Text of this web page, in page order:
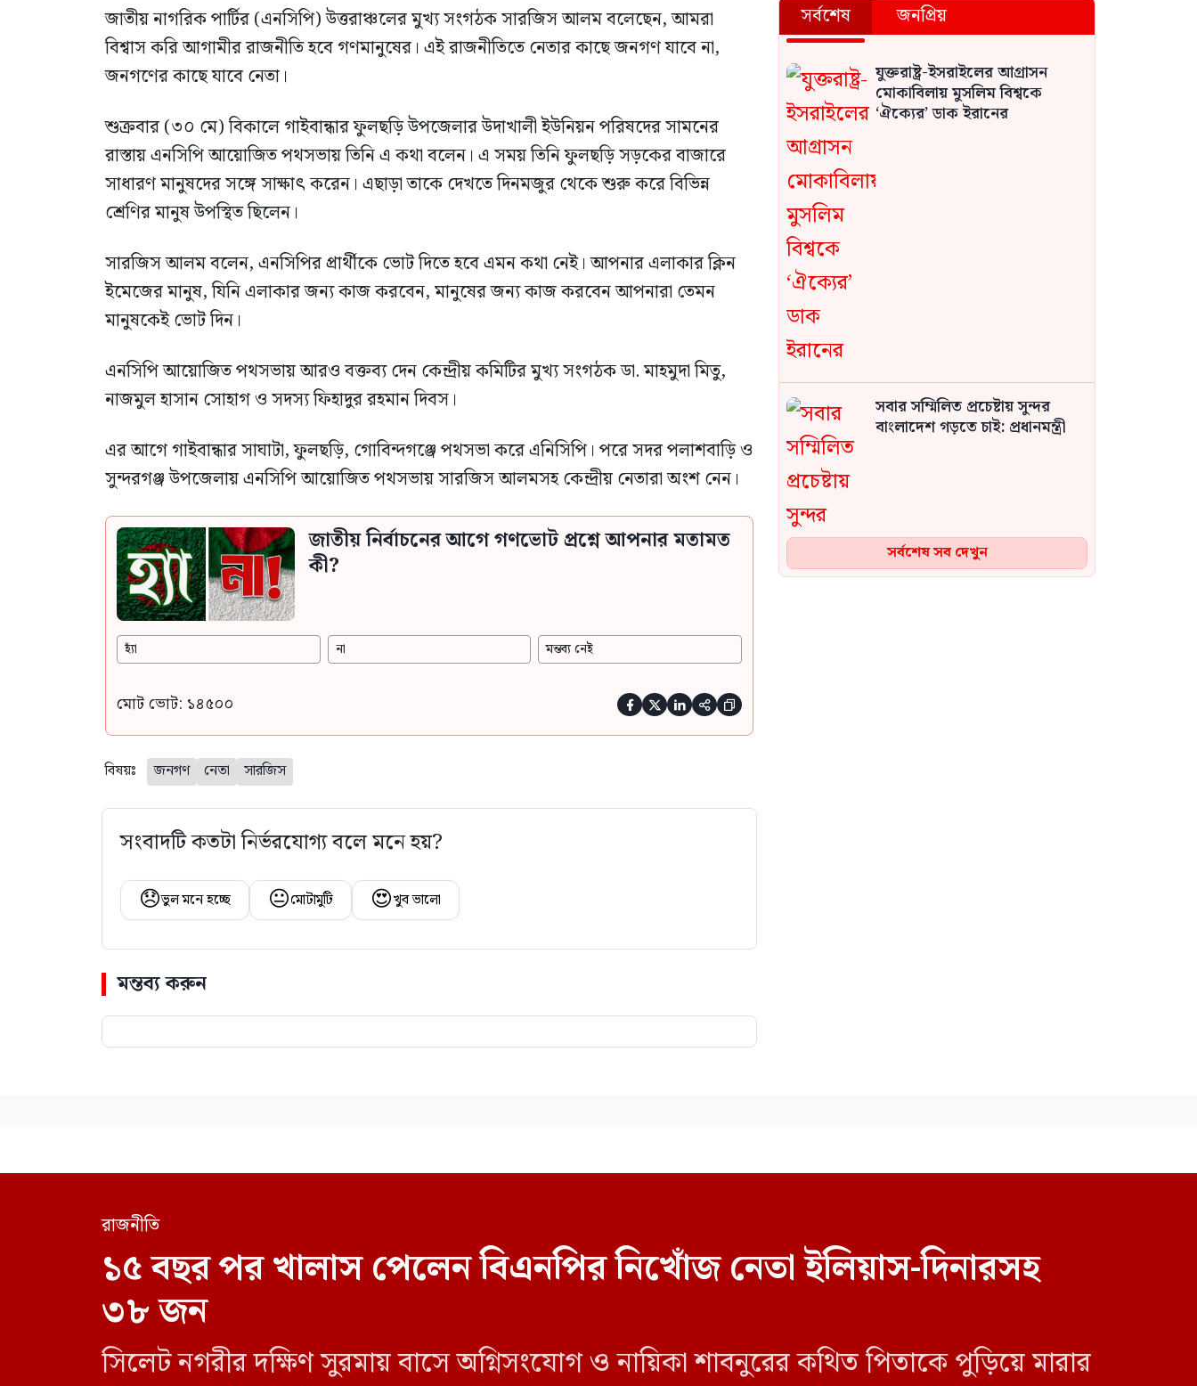
জাতীয় নাগরিক পার্টির (এনসিপি) উত্তরাঞ্চলের মুখ্য সংগঠক সারজিস আলম বলেছেন, আমরা
বিশ্বাস করি আগামীর রাজনীতি হবে গণমানুষের। এই রাজনীতিতে নেতার কাছে জনগণ যাবে না,
জনগণের কাছে যাবে নেতা।
শুক্রবার (৩০ মে) বিকালে গাইবান্ধার ফুলছড়ি উপজেলার উদাখালী ইউনিয়ন পরিষদের সামনের
রাস্তায় এনসিপি আয়োজিত পথসভায় তিনি এ কথা বলেন। এ সময় তিনি ফুলছড়ি সড়কের বাজারে
সাধারণ মানুষদের সঙ্গে সাক্ষাৎ করেন। এছাড়া তাকে দেখতে দিনমজুর থেকে শুরু করে বিভিন্ন
শ্রেণির মানুষ উপস্থিত ছিলেন।
সারজিস আলম বলেন, এনসিপির প্রার্থীকে ভোট দিতে হবে এমন কথা নেই। আপনার এলাকার ক্লিন
ইমেজের মানুষ, যিনি এলাকার জন্য কাজ করবেন, মানুষের জন্য কাজ করবেন আপনারা তেমন
মানুষকেই ভোট দিন।
এনসিপি আয়োজিত পথসভায় আরও বক্তব্য দেন কেন্দ্রীয় কমিটির মুখ্য সংগঠক ডা. মাহমুদা মিতু,
নাজমুল হাসান সোহাগ ও সদস্য ফিহাদুর রহমান দিবস।
এর আগে গাইবান্ধার সাঘাটা, ফুলছড়ি, গোবিন্দগঞ্জে পথসভা করে এনিসিপি। পরে সদর পলাশবাড়ি ও
সুন্দরগঞ্জ উপজেলায় এনসিপি আয়োজিত পথসভায় সারজিস আলমসহ কেন্দ্রীয় নেতারা অংশ নেন।
জাতীয় নির্বাচনের আগে গণভোট প্রশ্নে আপনার মতামত
কী?
হ্যাঁ না মন্তব্য নেই
মোট ভোট: ১৪৫০০     
বিষয়ঃ জনগণ নেতা সারজিস
সংবাদটি কতটা নির্ভরযোগ্য বলে মনে হয়?
😞ভুল মনে হচ্ছে 😐মোটামুটি 😍খুব ভালো
মন্তব্য করুন
সর্বশেষ জনপ্রিয়
যুক্তরাষ্ট্র-ইসরাইলের আগ্রাসন
মোকাবিলায় মুসলিম বিশ্বকে
‘ঐক্যের’ ডাক ইরানের
সবার সম্মিলিত প্রচেষ্টায় সুন্দর
বাংলাদেশ গড়তে চাই: প্রধানমন্ত্রী
সর্বশেষ সব দেখুন
রাজনীতি
১৫ বছর পর খালাস পেলেন বিএনপির নিখোঁজ নেতা ইলিয়াস-দিনারসহ
৩৮ জন
সিলেট নগরীর দক্ষিণ সুরমায় বাসে অগ্নিসংযোগ ও নায়িকা শাবনুরের কথিত পিতাকে পুড়িয়ে মারার